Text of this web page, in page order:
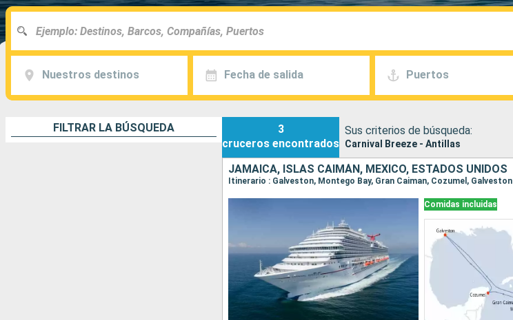
Nuestros destinos Fecha de salida Puertos
FILTRAR LA BÚSQUEDA
3
cruceros encontrados
Sus criterios de búsqueda:
Carnival Breeze - Antillas
JAMAICA, ISLAS CAIMÁN, MÉXICO, ESTADOS UNIDOS
Itinerario : Galveston, Montego Bay, Gran Caiman, Cozumel, Galveston
Comidas incluidas